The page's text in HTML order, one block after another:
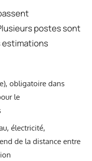
postes sont
estimations
obligatoire dans
le
électricité,
de la distance entre